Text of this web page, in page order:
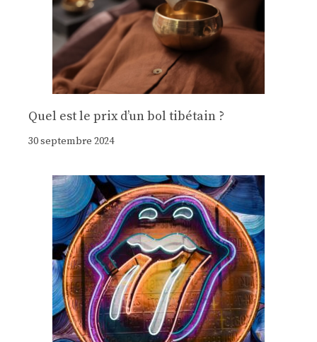
Quel est le prix d’un bol tibétain ?
30 septembre 2024